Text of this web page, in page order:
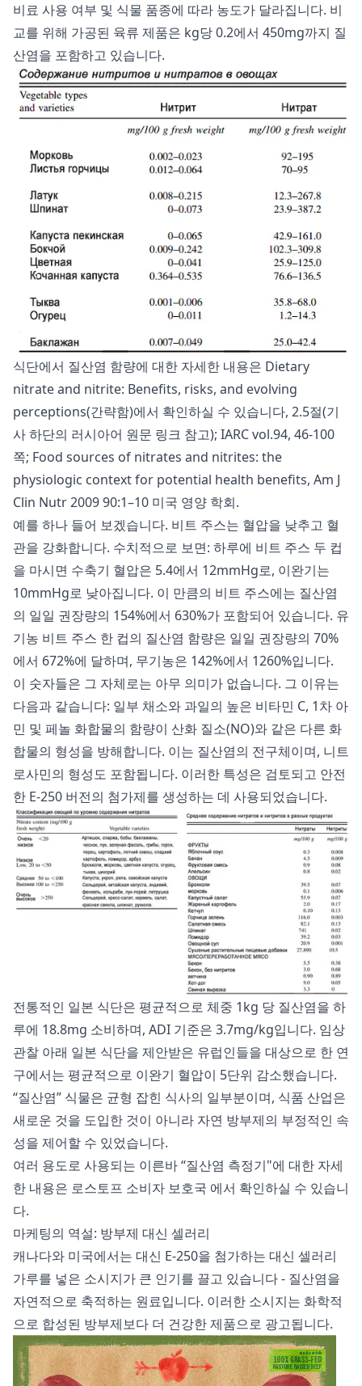
비료 사용 여부 및 식물 품종에 따라 농도가 달라집니다. 비
교를 위해 가공된 육류 제품은 kg당 0.2에서 450mg까지 질
산염을 포함하고 있습니다.
식단에서 질산염 함량에 대한 자세한 내용은 Dietary
nitrate and nitrite: Benefits, risks, and evolving
perceptions(간략함)에서 확인하실 수 있습니다, 2.5절(기
사 하단의 러시아어 원문 링크 참고); IARC vol.94, 46-100
쪽; Food sources of nitrates and nitrites: the
physiologic context for potential health benefits, Am J
Clin Nutr 2009 90:1–10 미국 영양 학회.
예를 하나 들어 보겠습니다. 비트 주스는 혈압을 낮추고 혈
관을 강화합니다. 수치적으로 보면: 하루에 비트 주스 두 컵
을 마시면 수축기 혈압은 5.4에서 12mmHg로, 이완기는
10mmHg로 낮아집니다. 이 만큼의 비트 주스에는 질산염
의 일일 권장량의 154%에서 630%가 포함되어 있습니다. 유
기농 비트 주스 한 컵의 질산염 함량은 일일 권장량의 70%
에서 672%에 달하며, 무기농은 142%에서 1260%입니다.
이 숫자들은 그 자체로는 아무 의미가 없습니다. 그 이유는
다음과 같습니다: 일부 채소와 과일의 높은 비타민 C, 1차 아
민 및 페놀 화합물의 함량이 산화 질소(NO)와 같은 다른 화
합물의 형성을 방해합니다. 이는 질산염의 전구체이며, 니트
로사민의 형성도 포함됩니다. 이러한 특성은 검토되고 안전
한 E-250 버전의 첨가제를 생성하는 데 사용되었습니다.
전통적인 일본 식단은 평균적으로 체중 1kg 당 질산염을 하
루에 18.8mg 소비하며, ADI 기준은 3.7mg/kg입니다. 임상
관찰 아래 일본 식단을 제안받은 유럽인들을 대상으로 한 연
구에서는 평균적으로 이완기 혈압이 5단위 감소했습니다.
“질산염” 식물은 균형 잡힌 식사의 일부분이며, 식품 산업은
새로운 것을 도입한 것이 아니라 자연 방부제의 부정적인 속
성을 제어할 수 있었습니다.
여러 용도로 사용되는 이른바 “질산염 측정기"에 대한 자세
한 내용은 로스토프 소비자 보호국 에서 확인하실 수 있습니
다.
마케팅의 역설: 방부제 대신 셀러리
캐나다와 미국에서는 대신 E-250을 첨가하는 대신 셀러리
가루를 넣은 소시지가 큰 인기를 끌고 있습니다 - 질산염을
자연적으로 축적하는 원료입니다. 이러한 소시지는 화학적
으로 합성된 방부제보다 더 건강한 제품으로 광고됩니다.